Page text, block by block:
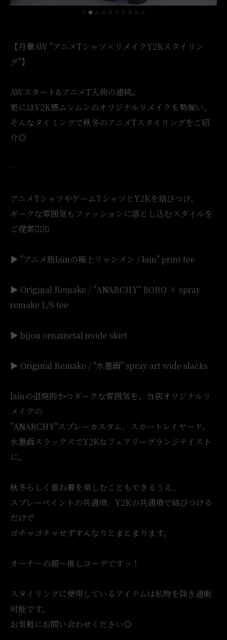
【月暈AW "アニメTシャツ×リメイクY2Kスタイリン
グ"】
AWスタート&アニメT入荷の連続。
更にはY2K感ムンムンのオリジナルリメイクも勢揃い。
そんなタイミングで秋冬のアニメTスタイリングをご紹
介◎
…
アニメTシャツやゲームTシャツとY2Kを結びつけ、
ギークな雰囲気もファッションに落とし込むスタイルを
ご提案💁🏻‍♀️
▶︎ "アニメ版lainの極上リャンメン / lain" print tee
▶︎ Original Remake / "ANARCHY" BORO × spray
remake L/S tee
▶︎ bijou ornametal mode skirt
▶︎ Original Remake / "水墨画" spray art wide slacks
lainの退廃的かつダークな雰囲気を、当店オリジナルリ
メイクの
"ANARCHY"スプレーカスタム、スカートレイヤード、
水墨画スラックスでY2Kなフェアリーグランジテイスト
に。
秋冬らしく重ね着を楽しむこともできるうえ、
スプレーペイントの共通項、Y2Kの共通項で結びつける
だけで
ゴチャゴチャせずすんなりとまとまります。
オーナーの超〜推しコーデですッ！
スタイリングに使用しているアイテムは私物を除き通販
可能です。
お気軽にお問い合わせください◎